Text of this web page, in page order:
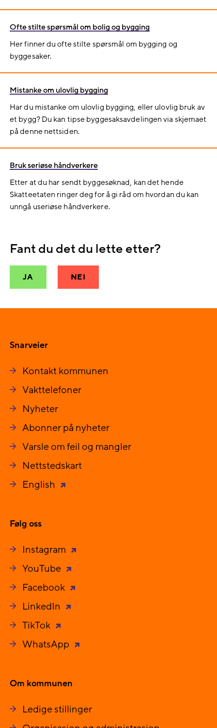
Ofte stilte spørsmål om bolig og bygging
Her finner du ofte stilte spørsmål om bygging og
byggesaker.
Mistanke om ulovlig bygging
Har du mistanke om ulovlig bygging, eller ulovlig bruk av
et bygg? Du kan tipse byggesaksavdelingen via skjemaet
på denne nettsiden.
Bruk seriøse håndverkere
Etter at du har sendt byggesøknad, kan det hende
Skatteetaten ringer deg for å gi råd om hvordan du kan
unngå useriøse håndverkere.
Fant du det du lette etter?
JA NEI
Snarveier
Kontakt kommunen
Vakttelefoner
Nyheter
Abonner på nyheter
Varsle om feil og mangler
Nettstedskart
English
Følg oss
Instagram
YouTube
Facebook
LinkedIn
TikTok
WhatsApp
Om kommunen
Ledige stillinger